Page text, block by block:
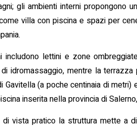
gli ambienti interni propongono
villa con piscina e spazi per
includono lettini e zone
idromassaggio, mentre la
Gavitella (a poche centinaia di
inserita nella provincia di
di vista pratico la struttura mette a